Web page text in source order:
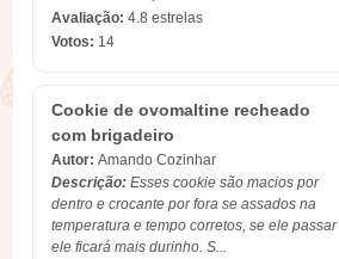
Avaliação: 4.8 estrelas
Votos: 14
Cookie de ovomaltine recheado
com brigadeiro
Autor:Amando Cozinhar
Descrição:Esses cookie são macios por
dentro e crocante por fora se assados na
temperatura e tempo corretos, se ele passar
ele ficará mais durinho. S...